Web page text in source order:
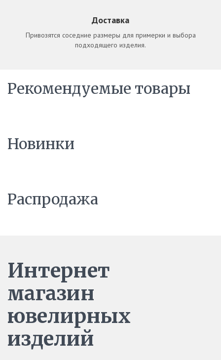
Доставка
Привозятся соседние размеры для примерки и выбора
подходящего изделия.
Рекомендуемые товары
Новинки
Распродажа
Интернет
магазин
ювелирных
изделий